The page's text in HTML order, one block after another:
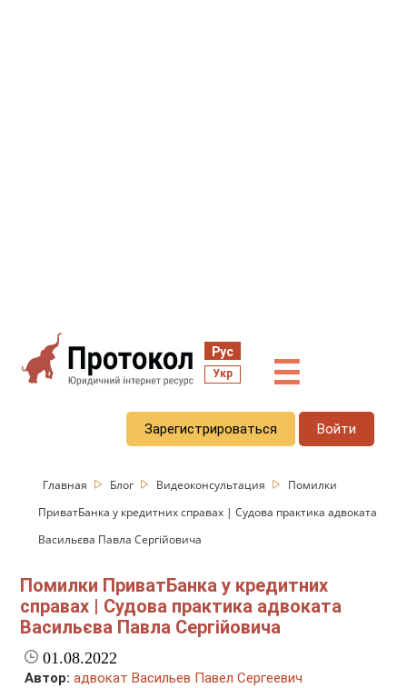
Рус
Укр ☰
Зарегистрироваться Войти
Главная Блог Видеоконсультация
Помилки
ПриватБанка у кредитних справах | Cудова практика адвоката
Васильєва Павла Сергійовича
Помилки ПриватБанка у кредитних
справах | Cудова практика адвоката
Васильєва Павла Сергійовича
01.08.2022
Автор: адвокат Васильев Павел Сергеевич